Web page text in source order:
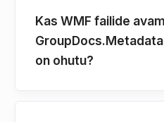
Kas WMF failide
on ohutu?